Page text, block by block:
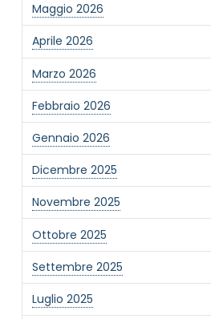
Maggio 2026
Aprile 2026
Marzo 2026
Febbraio 2026
Gennaio 2026
Dicembre 2025
Novembre 2025
Ottobre 2025
Settembre 2025
Luglio 2025